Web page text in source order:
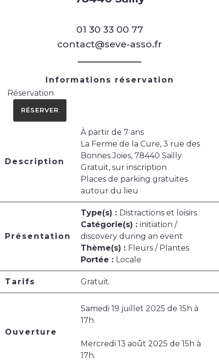
01 30 33 00 77
contact@seve-asso.fr
Informations réservation
Réservation
RÉSERVER
Description
À partir de 7 ans
La Ferme de la Cure, 3 rue des
Bonnes Joies, 78440 Sailly
Gratuit, sur inscription
Places de parking gratuites
autour du lieu
Présentation
Type(s) : Distractions et loisirs
Catégorie(s) : initiation /
discovery during an event
Thème(s) : Fleurs / Plantes
Portée : Locale
Tarifs Gratuit.
Ouverture
Samedi 19 juillet 2025 de 15h à
17h.
Mercredi 13 août 2025 de 15h à
17h.